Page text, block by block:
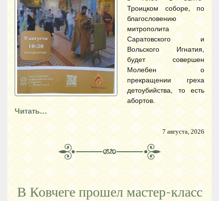
Троицком соборе, по
благословению
митрополита
Саратовского и
Вольского Игнатия,
будет совершен
Молебен о
прекращении греха
детоубийства, то есть
абортов.
Читать…
7 августа, 2026
В Ковчеге прошел мастер-класс